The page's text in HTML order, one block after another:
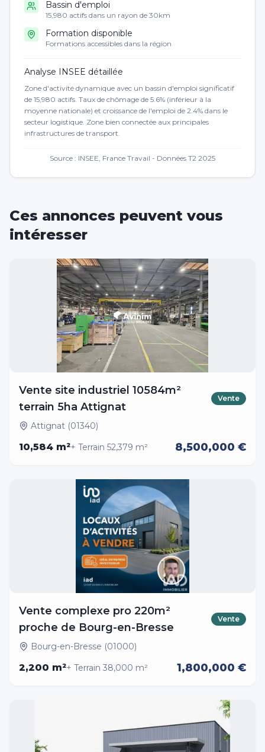
Bassin d'emploi
15,980 actifs dans un rayon de 30km
Formation disponible
Formations accessibles dans la région
Analyse INSEE détaillée
Zone d'activité dynamique avec un bassin d'emploi significatif
de 15,980 actifs. Taux de chômage de 5.6% (inférieur à la
moyenne nationale) et croissance de l'emploi de 2.4% dans le
secteur logistique. Zone bien connectée aux principales
infrastructures de transport.
Source : INSEE, France Travail - Données T2 2025
Ces annonces peuvent vous
intéresser
Vente site industriel 10584m²
terrain 5ha Attignat
Vente
Attignat (01340)
10,584 m²+ Terrain 52,379 m² 8,500,000 €
Vente complexe pro 220m²
proche de Bourg-en-Bresse
Vente
Bourg-en-Bresse (01000)
2,200 m²+ Terrain 38,000 m² 1,800,000 €